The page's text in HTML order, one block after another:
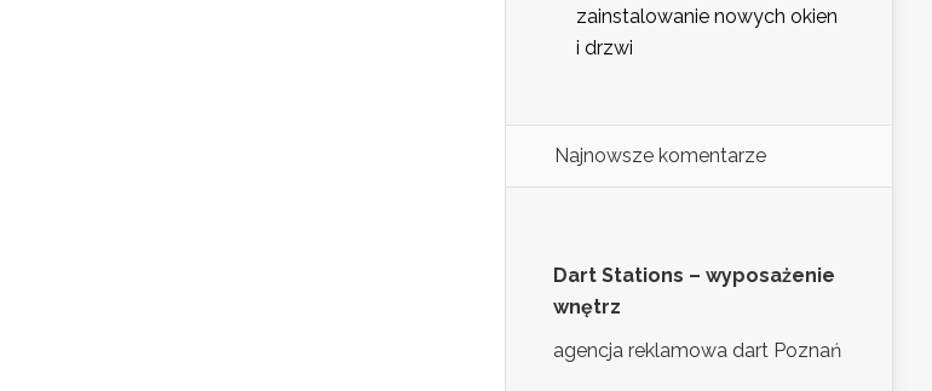
zainstalowanie nowych okien
i drzwi
Najnowsze komentarze
Dart Stations – wyposażenie
wnętrz
agencja reklamowa dart Poznań